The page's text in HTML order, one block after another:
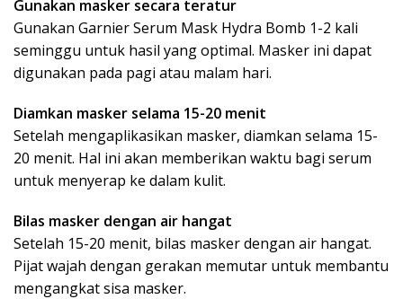
Gunakan masker secara teratur
Gunakan Garnier Serum Mask Hydra Bomb 1-2 kali
seminggu untuk hasil yang optimal. Masker ini dapat
digunakan pada pagi atau malam hari.
Diamkan masker selama 15-20 menit
Setelah mengaplikasikan masker, diamkan selama 15-
20 menit. Hal ini akan memberikan waktu bagi serum
untuk menyerap ke dalam kulit.
Bilas masker dengan air hangat
Setelah 15-20 menit, bilas masker dengan air hangat.
Pijat wajah dengan gerakan memutar untuk membantu
mengangkat sisa masker.